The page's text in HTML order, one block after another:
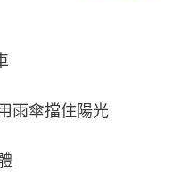
雨傘擋住陽光